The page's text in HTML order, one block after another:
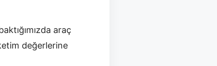
araç
değerlerine